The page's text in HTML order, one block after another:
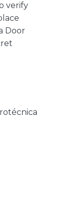
verify
Door